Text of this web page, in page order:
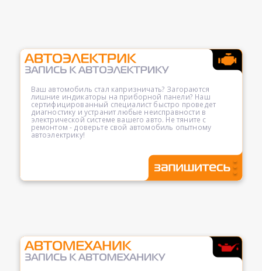
Ваш автомобиль стал капризничать? Загораются
лишние индикаторы на приборной панели? Наш
сертифицированный специалист быстро проведет
диагностику и устранит любые неисправности в
электрической системе вашего авто. Не тяните с
ремонтом - доверьте свой автомобиль опытному
автоэлектрику!